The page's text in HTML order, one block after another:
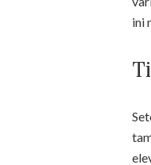
ini